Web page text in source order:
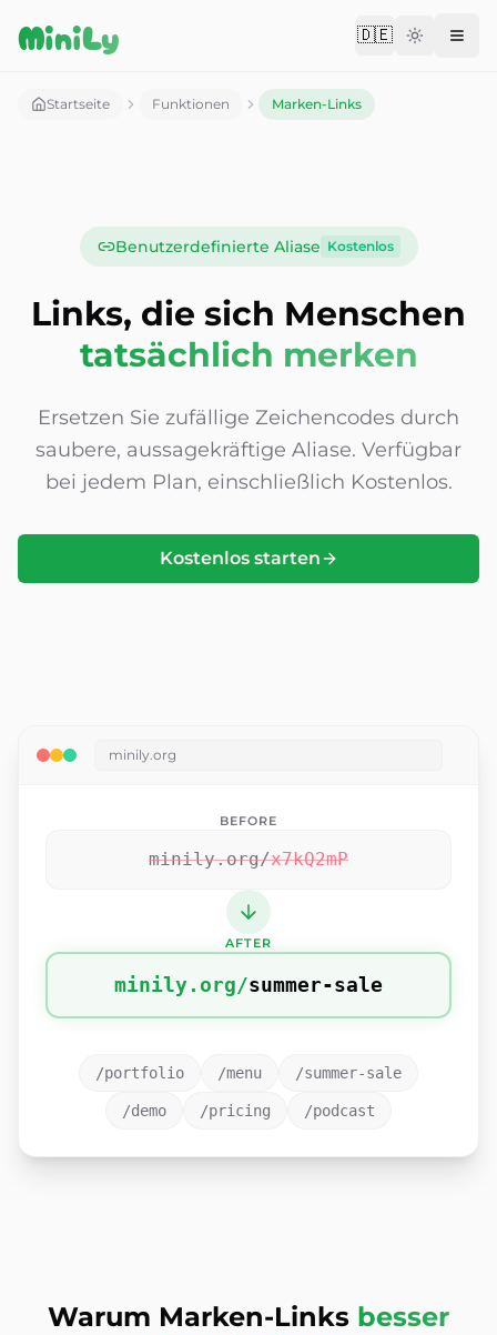
MiniLy 🇩🇪Change
Startseite Funktionen Marken-Links
Benutzerdefinierte Aliase Kostenlos
Links, die sich Menschen
tatsächlich merken
Ersetzen Sie zufällige Zeichencodes durch
saubere, aussagekräftige Aliase. Verfügbar
bei jedem Plan, einschließlich Kostenlos.
Kostenlos starten
minily.org
BEFORE
minily.org/x7kQ2mP
AFTER
minily.org/summer-sale
/portfolio /menu /summer-sale
/demo /pricing /podcast
Warum Marken-Links besser